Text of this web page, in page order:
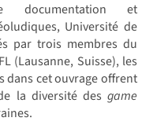
documentation et
Université de
par trois membres du
(Lausanne, Suisse), les
dans cet ouvrage offrent
la diversité des game